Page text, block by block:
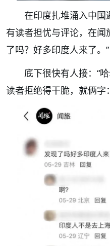
在印度扎堆涌入中国
有读者担忧与评论，在闻
了吗？好多印度人来了。”
底下很快有人接：“
读者拒绝得干脆，就俩字